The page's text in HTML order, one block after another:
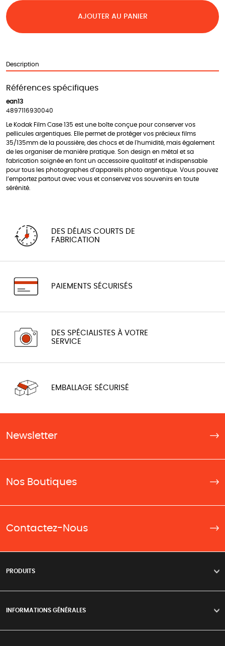
AJOUTER AU PANIER
Description
Références spécifiques
ean13
4897116930040
Le Kodak Film Case 135 est une boîte conçue pour conserver vos
pellicules argentiques. Elle permet de protéger vos précieux films
35/135mm de la poussière, des chocs et de l'humidité, mais également
de les organiser de manière pratique. Son design en métal et sa
fabrication soignée en font un accessoire qualitatif et indispensable
pour tous les photographes d’appareils photo argentique. Vous pouvez
l’emportez partout avec vous et conservez vos souvenirs en toute
sérénité.
DES DÉLAIS COURTS DE
FABRICATION
PAIEMENTS SÉCURISÉS
DES SPÉCIALISTES À VOTRE
SERVICE
EMBALLAGE SÉCURISÉ
Newsletter
Nos Boutiques
Contactez-Nous
PRODUITS >
INFORMATIONS GÉNÉRALES >